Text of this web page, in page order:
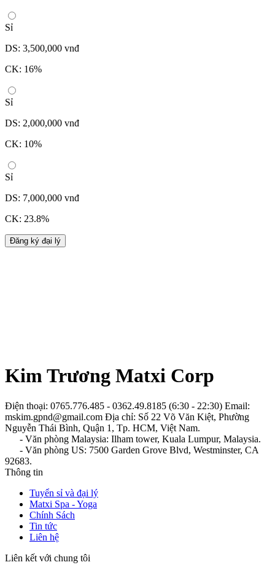
Sỉ
DS: 3,500,000 vnđ
CK: 16%
Sỉ
DS: 2,000,000 vnđ
CK: 10%
Sỉ
DS: 7,000,000 vnđ
CK: 23.8%
Đăng ký đại lý
Kim Trương Matxi Corp
Điện thoại: 0765.776.485 - 0362.49.8185 (6:30 - 22:30) Email:
mskim.gpnd@gmail.com Địa chỉ: Số 22 Võ Văn Kiệt, Phường
Nguyễn Thái Bình, Quận 1, Tp. HCM, Việt Nam.
- Văn phòng Malaysia: Ilham tower, Kuala Lumpur, Malaysia.
- Văn phòng US: 7500 Garden Grove Blvd, Westminster, CA
92683.
Thông tin
Tuyển sỉ và đại lý
Matxi Spa - Yoga
Chính Sách
Tin tức
Liên hệ
Liên kết với chung tôi